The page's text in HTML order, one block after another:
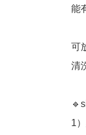
能
可
清
1